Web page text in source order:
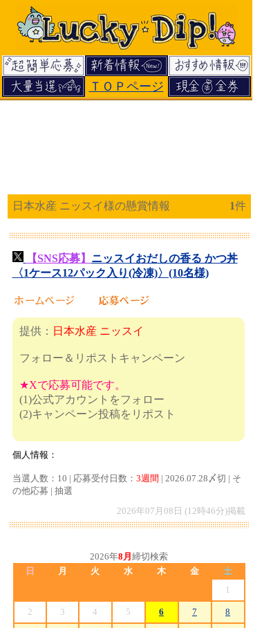
ＴＯＰページ
日本水産 ニッスイ様の懸賞情報 1件
【SNS応募】 ニッスイおだしの香る かつ丼
〈1ケース12パック入り(冷凍)〉(10名様)
提供： 日本水産 ニッスイ
フォロー＆リポストキャンペーン
★Xで応募可能です。
(1)公式アカウントをフォロー
(2)キャンペーン投稿をリポスト
個人情報：
当選人数：10 | 応募受付日数： 3週間 | 2026.07.28〆切 | そ
の他応募 | 抽選
2026年07月08日 (12時46分)掲載
2026年8月 締切検索
日
月 火 水 木 金
土
1
2 3 4 5 6 7 8